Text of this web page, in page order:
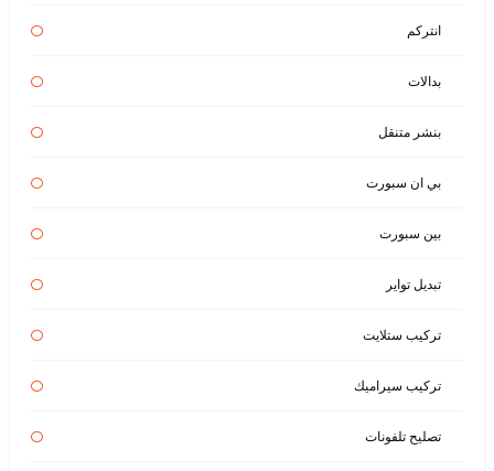
انتركم
بدالات
بنشر متنقل
بي ان سبورت
بين سبورت
تبديل تواير
تركيب ستلايت
تركيب سيراميك
تصليح تلفونات